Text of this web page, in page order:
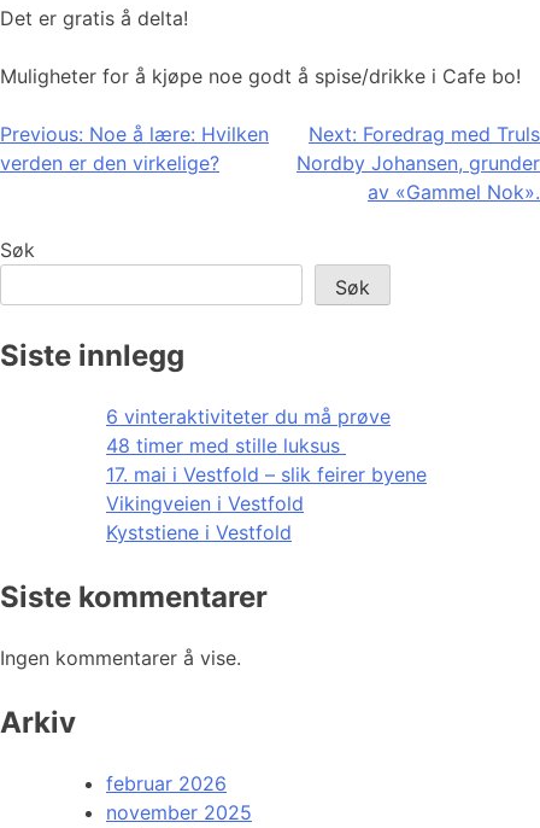
Det er gratis å delta!
Muligheter for å kjøpe noe godt å spise/drikke i Cafe bo!
Innleggsnavigasjon
Previous: Noe å lære: Hvilken
verden er den virkelige?
Next: Foredrag med Truls
Nordby Johansen, grunder
av «Gammel Nok».
Søk
Søk
Siste innlegg
6 vinteraktiviteter du må prøve
48 timer med stille luksus
17. mai i Vestfold – slik feirer byene
Vikingveien i Vestfold
Kyststiene i Vestfold
Siste kommentarer
Ingen kommentarer å vise.
Arkiv
februar 2026
november 2025